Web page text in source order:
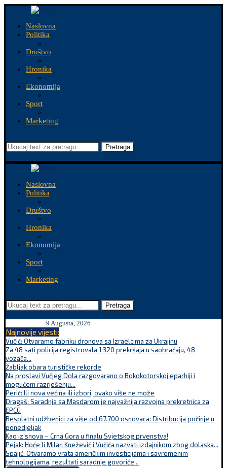
Naslovna
Politika
Društvo
Hronika
Ekonomija
Sport
Marketing
Pretraga
Naslovna
Politika
Društvo
Hronika
Ekonomija
Sport
Marketing
Pretraga
9 Augusta, 2026
Najnovije vijesti:
Vučić: Otvaramo fabriku dronova sa Izraelcima za Ukrajinu
Za 48 sati policija registrovala 1.320 prekršaja u saobraćaju, 48
vozača...
Žabljak obara turističke rekorde
Na proslavi Vučjeg Dola razgovarano o Bokokotorskoj eparhiji i
mogućem razrješenju...
Perić: Ili nova većina ili izbori, ovako više ne može
Dragaš: Saradnja sa Masdarom je najvažnija razvojna prekretnica za
EPCG
Besplatni udžbenici za više od 67.700 osnovaca: Distribucija počinje u
ponedjeljak
Kao iz snova – Crna Gora u finalu Svjetskog prvenstva!
Pejak: Hoće li Milan Knežević i Vučića nazvati izdajnikom zbog dolaska...
Spajić: Otvaramo vrata američkim investicijama i savremenim
tehnologijama, rezultati saradnje govoriće...